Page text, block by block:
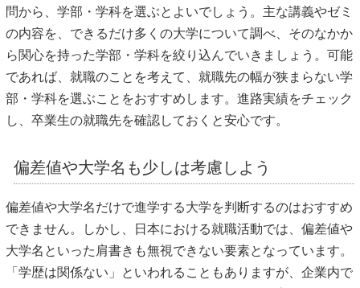
問から、学部・学科を選ぶとよいでしょう。主な講義やゼミ
の内容を、できるだけ多くの大学について調べ、そのなかか
ら関心を持った学部・学科を絞り込んでいきましょう。可能
であれば、就職のことを考えて、就職先の幅が狭まらない学
部・学科を選ぶことをおすすめします。進路実績をチェック
し、卒業生の就職先を確認しておくと安心です。
偏差値や大学名も少しは考慮しよう
偏差値や大学名だけで進学する大学を判断するのはおすすめ
できません。しかし、日本における就職活動では、偏差値や
大学名といった肩書きも無視できない要素となっています。
「学歴は関係ない」といわれることもありますが、企業内で